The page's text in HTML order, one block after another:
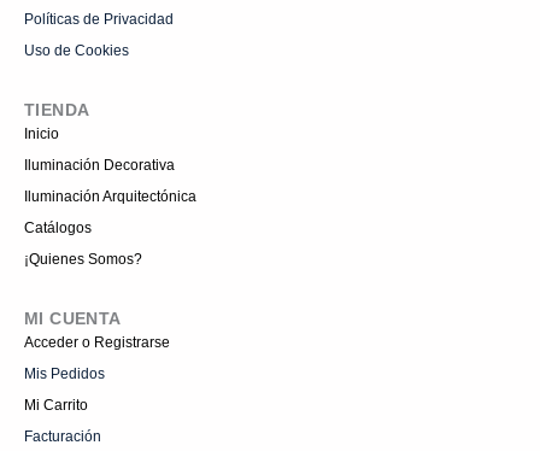
Políticas de Privacidad
Uso de Cookies
TIENDA
Inicio
Iluminación Decorativa
Iluminación Arquitectónica
Catálogos
¡Quienes Somos?
MI CUENTA
Acceder o Registrarse
Mis Pedidos
Mi Carrito
Facturación